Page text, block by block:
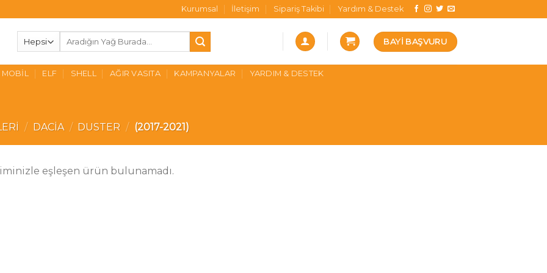
Kurumsal İletişim Sipariş Takibi Yardım & Destek
BAYI BAŞVURU
MOBIL ELF SHELL AĞIR VASITA KAMPANYALAR YARDIM & DESTEK
/ DACIA / DUSTER / (2017-2021)
eşleşen ürün bulunamadı.